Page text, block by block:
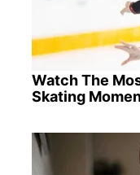
Watch The
Skating